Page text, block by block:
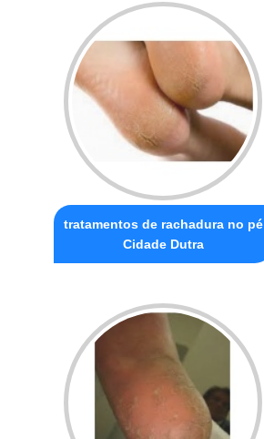
tratamentos de rachadura no pé
Cidade Dutra